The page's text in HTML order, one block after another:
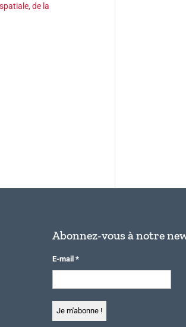
de la
Abonnez-vous à notre
E-mail *